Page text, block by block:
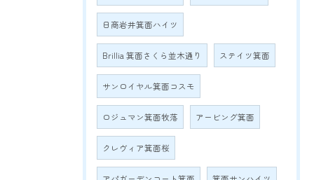
日商岩井箕面ハイツ
Brillia 箕面さくら並木通り ステイツ箕面
サンロイヤル箕面コスモ
ロジュマン箕面牧落 アービング箕面
クレヴィア箕面桜